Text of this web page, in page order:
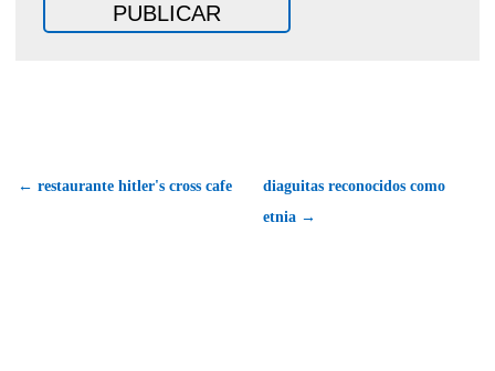
← restaurante hitler's cross cafe
diaguitas reconocidos como
etnia →